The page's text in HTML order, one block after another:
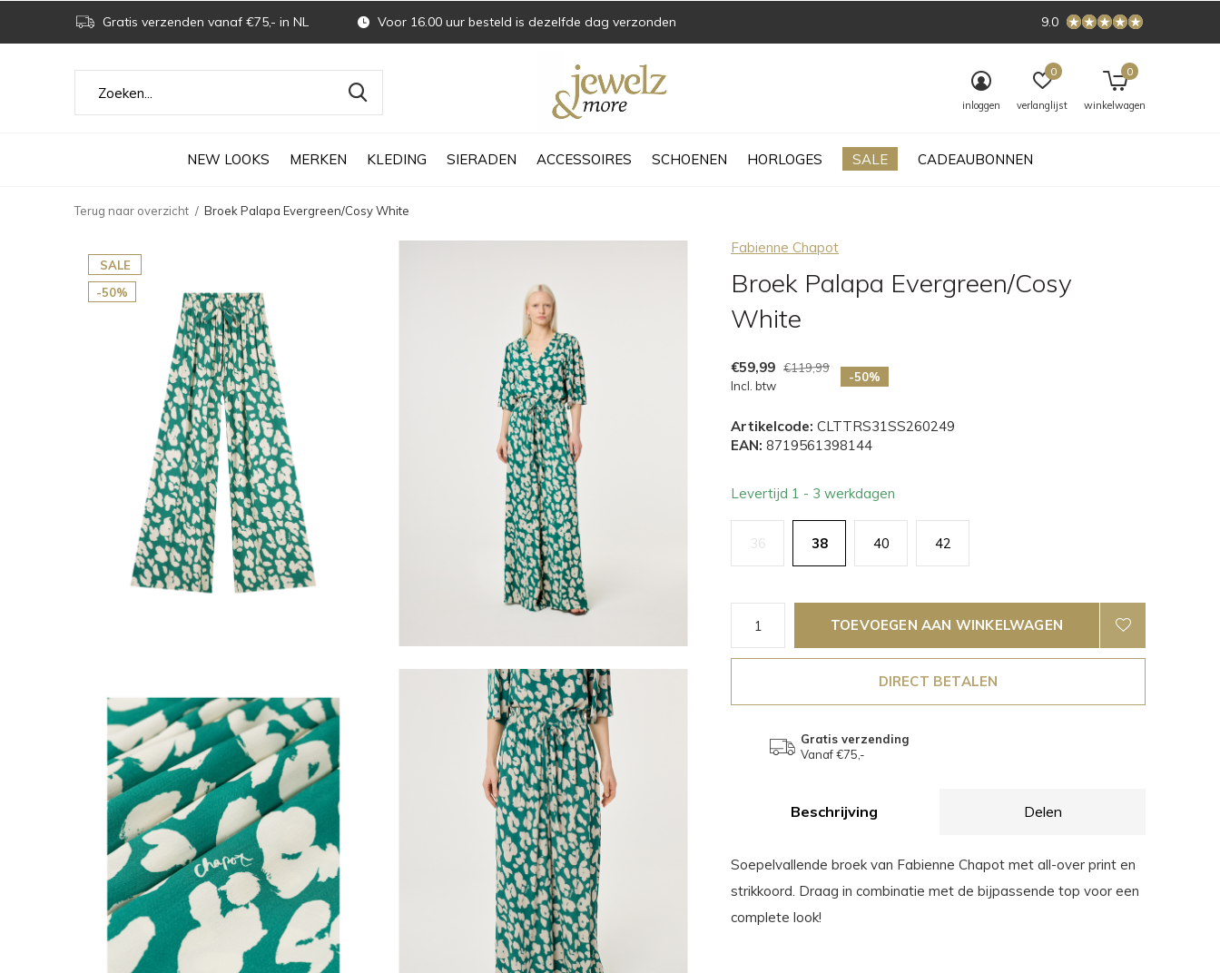
NEW LOOKS MERKEN KLEDING SIERADEN ACCESSOIRES SCHOENEN HORLOGES SALE CADEAUBONNEN
inloggen verlanglijst
0
winkelwagen
0
Gratis verzenden vanaf €75,- in NL Voor 16.00 uur besteld is dezelfde dag verzonden 9.0
Terug naar overzicht Broek Palapa Evergreen/Cosy White
SALE
-50%
Fabienne Chapot
Broek Palapa Evergreen/Cosy
White
€59,99 €119,99
Incl. btw
-50%
Artikelcode: CLTTRS31SS260249
EAN: 8719561398144
Levertijd 1 - 3 werkdagen
36 38 40 42
TOEVOEGEN AAN WINKELWAGEN
DIRECT BETALEN
Gratis verzending
Vanaf €75,-
Beschrijving Delen
Soepelvallende broek van Fabienne Chapot met all-over print en
strikkoord. Draag in combinatie met de bijpassende top voor een
complete look!